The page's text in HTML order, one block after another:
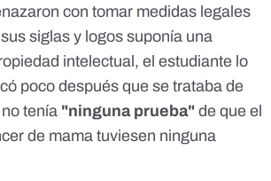
con tomar medidas legales
siglas y logos suponía una
intelectual, el estudiante lo
poco después que se trataba de
tenía "ninguna prueba" de que el
de mama tuviesen ninguna